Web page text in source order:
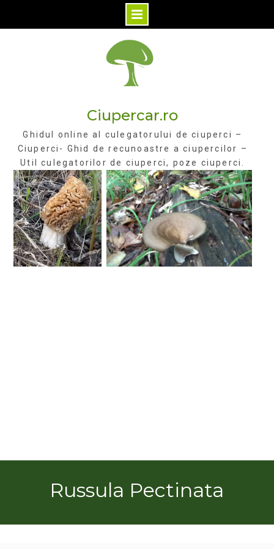
Ciupercar.ro
Ghidul online al culegatorului de ciuperci –
Ciuperci- Ghid de recunoastre a ciupercilor –
Util culegatorilor de ciuperci, poze ciuperci.
Russula Pectinata